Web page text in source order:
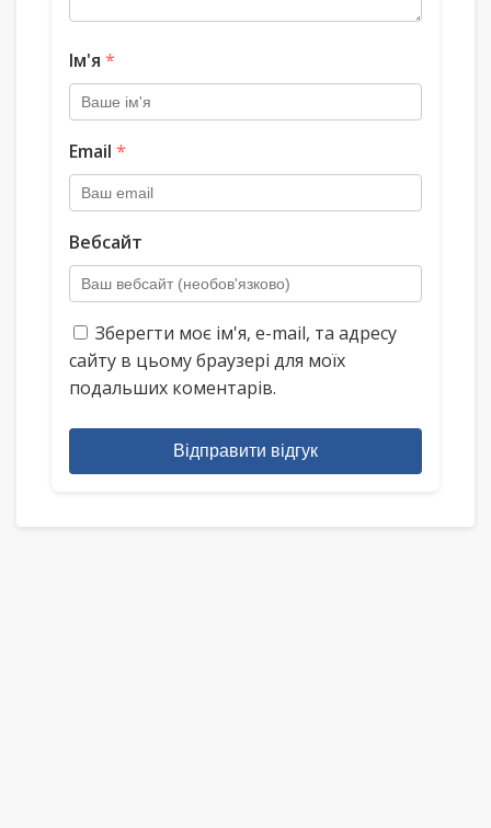
Ім'я *
Email *
Вебсайт
Зберегти моє ім'я, e-mail, та адресу
сайту в цьому браузері для моїх
подальших коментарів.
Відправити відгук